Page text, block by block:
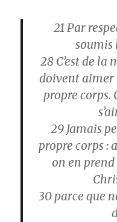
21 Par
soumis
28C’est de la
doivent aimer
propre corps.
29Jamais
propre corps :
on en prend
30 parce que